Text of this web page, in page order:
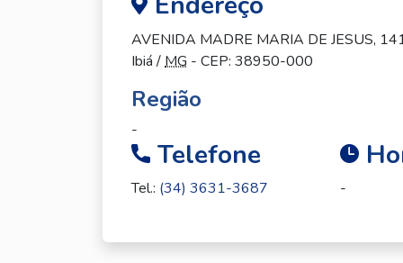
AVENIDA MADRE MARIA DE JESUS,
Ibiá /MG - CEP: 38950-000
Região
-
Telefone
Tel.: (34) 3631-3687 -